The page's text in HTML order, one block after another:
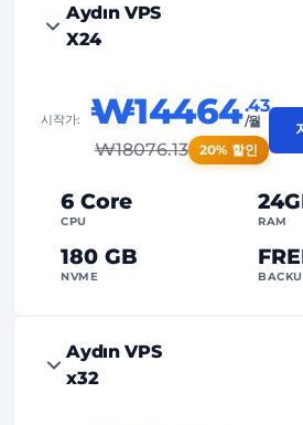
99%
2 백업 지점
24/7전문가 지원
전용(Dedicated)
IP 주소
Aydın VPS
X24
6 Core
CPU RAM
180 GB
NVME
시작가: ₩14464.43
/월
₩18076.13 20% 할인
99%
Aydın VPS
x32